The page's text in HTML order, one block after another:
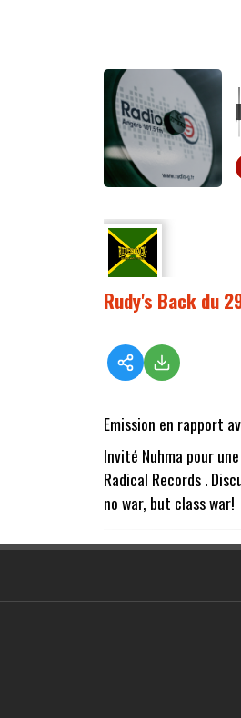
Rudy's Back du
Emission en rapport
Invité Nuhma pour
Radical Records .
no war, but class war!